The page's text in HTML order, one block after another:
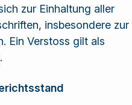
zur Einhaltung aller
insbesondere zur
Ein Verstoss gilt als